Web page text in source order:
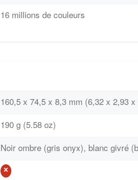
16 millions de couleurs
160,5 x 74,5 x 8,3 mm (6,32 x 2,93
190 g (5.58 oz)
Noir ombre (gris onyx), blanc givré